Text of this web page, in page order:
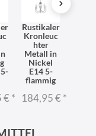
€*
Rustikaler
Kronleuc
hter
Metall in
Nickel
E14 5-
flammig
184,95 €*